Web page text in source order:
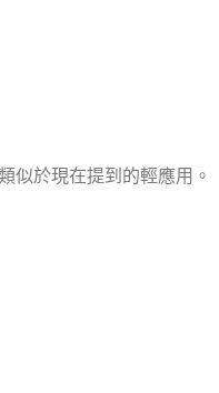
似於現在提到的輕應用。